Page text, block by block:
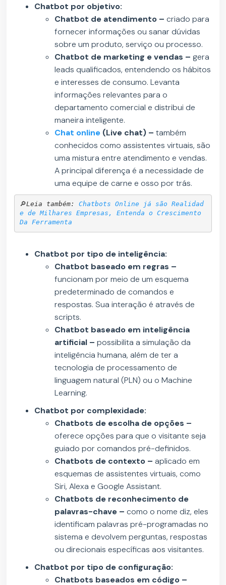
Chatbot por objetivo:
Chatbot de atendimento –criado para
fornecer informações ou sanar dúvidas
sobre um produto, serviço ou processo.
Chatbot de marketing e vendas –gera
leads qualificados, entendendo os hábitos
e interesses de consumo. Levanta
informações relevantes para o
departamento comercial e distribui de
maneira inteligente.
Chat online (Live chat) –também
conhecidos como assistentes virtuais, são
uma mistura entre atendimento e vendas.
A principal diferença é a necessidade de
uma equipe de carne e osso por trás.
🔎Leia também: Chatbots Online já são Realidad
e de Milhares Empresas, Entenda o Crescimento
Da Ferramenta
Chatbot por tipo de inteligência:
Chatbot baseado em regras –
funcionam por meio de um esquema
predeterminado de comandos e
respostas. Sua interação é através de
scripts.
Chatbot baseado em inteligência
artificial –possibilita a simulação da
inteligência humana, além de ter a
tecnologia de processamento de
linguagem natural (PLN) ou o Machine
Learning.
Chatbot por complexidade:
Chatbots de escolha de opções –
oferece opções para que o visitante seja
guiado por comandos pré-definidos.
Chatbots de contexto – aplicado em
esquemas de assistentes virtuais, como
Siri, Alexa e Google Assistant.
Chatbots de reconhecimento de
palavras-chave –como o nome diz, eles
identificam palavras pré-programadas no
sistema e devolvem perguntas, respostas
ou direcionais específicas aos visitantes.
Chatbot por tipo de configuração:
Chatbots baseados em código –